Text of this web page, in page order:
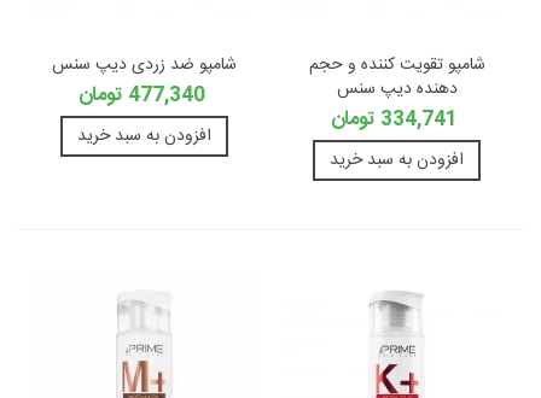
شامپو تقویت کننده و حجم
دهنده دیپ سنس
334,741 تومان
افزودن به سبد خرید
شامپو ضد زردی دیپ سنس
477,340 تومان
افزودن به سبد خرید